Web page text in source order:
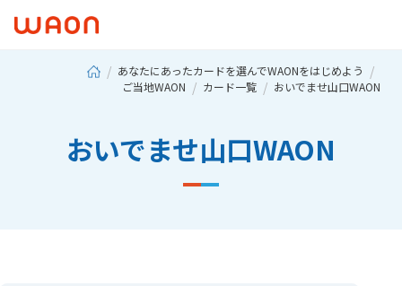
あなたにあったカードを選んでWAONをはじめよう
ご当地WAON
カード一覧 おいでませ山口WAON
おいでませ山口WAON